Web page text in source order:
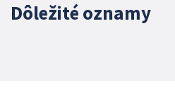
Dôležité oznamy